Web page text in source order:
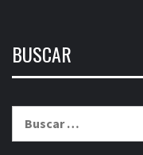
BUSCAR